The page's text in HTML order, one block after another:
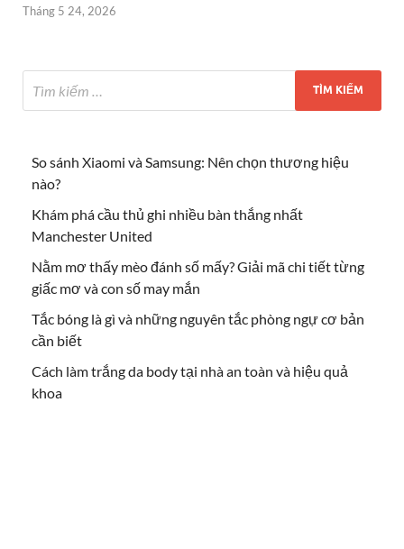
Tháng 5 24, 2026
So sánh Xiaomi và Samsung: Nên chọn thương hiệu
nào?
Khám phá cầu thủ ghi nhiều bàn thắng nhất
Manchester United
Nằm mơ thấy mèo đánh số mấy? Giải mã chi tiết từng
giấc mơ và con số may mắn
Tắc bóng là gì và những nguyên tắc phòng ngự cơ bản
cần biết
Cách làm trắng da body tại nhà an toàn và hiệu quả
khoa